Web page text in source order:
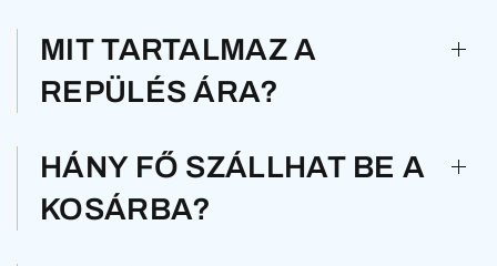
MIT TARTALMAZ A
REPÜLÉS ÁRA?
HÁNY FŐ SZÁLLHAT BE A
KOSÁRBA?